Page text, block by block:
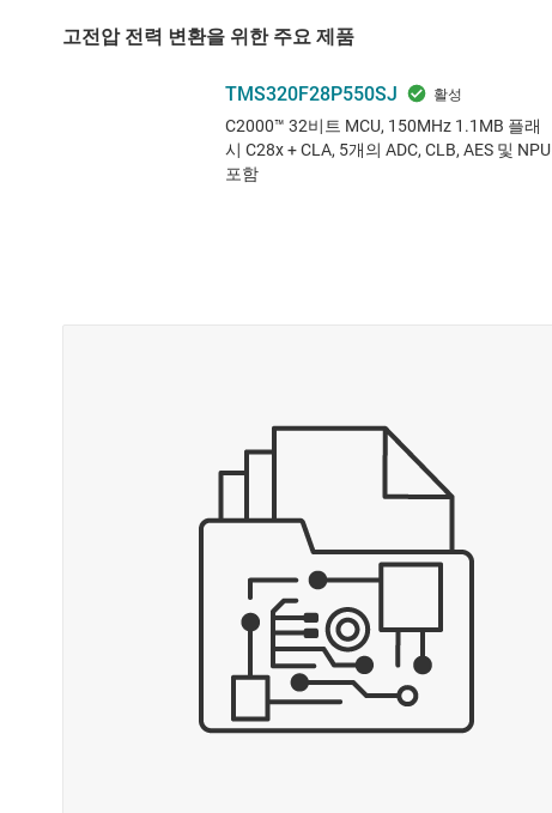
고전압 전력 변환을 위한 주요 제품
TMS320F28P550SJ
C2000™ 32비트 MCU, 150MHz 1.1MB 플래
시 C28x + CLA, 5개의 ADC, CLB, AES 및 NPU
포함